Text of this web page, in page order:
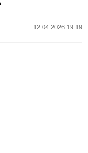
12.04.2026 19:19